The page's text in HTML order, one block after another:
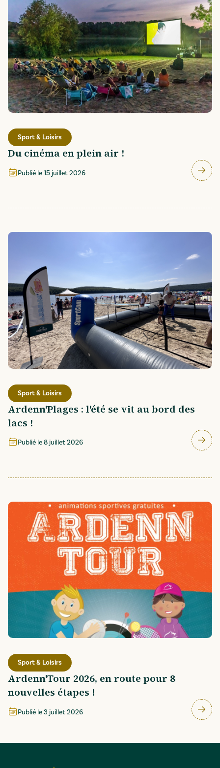
Sport & Loisirs
Du cinéma en plein air !
Publié le15 juillet 2026
Sport & Loisirs
Ardenn'Plages : l'été se vit au bord des
lacs !
Publié le8 juillet 2026
Sport & Loisirs
Ardenn'Tour 2026, en route pour 8
nouvelles étapes !
Publié le3 juillet 2026